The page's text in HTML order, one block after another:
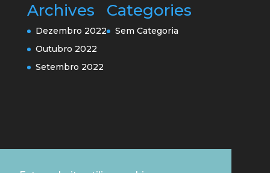
Archives
Dezembro 2022
Outubro 2022
Setembro 2022
Categories
Sem Categoria